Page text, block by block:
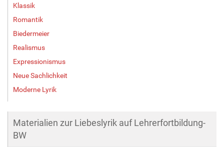
Klassik
Romantik
Biedermeier
Realismus
Expressionismus
Neue Sachlichkeit
Moderne Lyrik
Materialien zur Liebeslyrik auf Lehrerfortbildung-
BW